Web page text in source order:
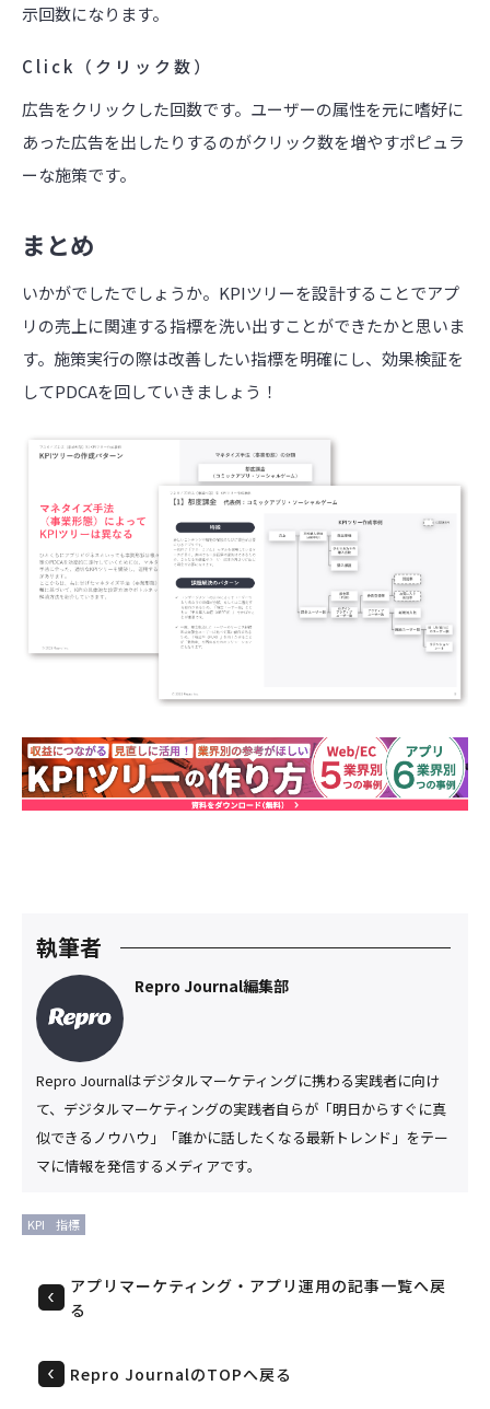
示回数になります。
Click（クリック数）
広告をクリックした回数です。ユーザーの属性を元に嗜好に
あった広告を出したりするのがクリック数を増やすポピュラ
ーな施策です。
まとめ
いかがでしたでしょうか。KPIツリーを設計することでアプ
リの売上に関連する指標を洗い出すことができたかと思いま
す。施策実行の際は改善したい指標を明確にし、効果検証を
してPDCAを回していきましょう！
執筆者
Repro Journal編集部
Repro Journalはデジタルマーケティングに携わる実践者に向け
て、デジタルマーケティングの実践者自らが「明日からすぐに真
似できるノウハウ」「誰かに話したくなる最新トレンド」をテー
マに情報を発信するメディアです。
KPI 指標
アプリマーケティング・アプリ運用の記事一覧へ戻
る
Repro JournalのTOPへ戻る